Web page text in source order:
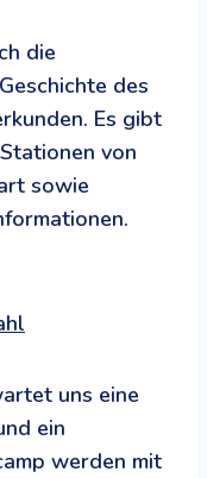
die
des
Es gibt
von
sowie
uns eine
ein
werden mit